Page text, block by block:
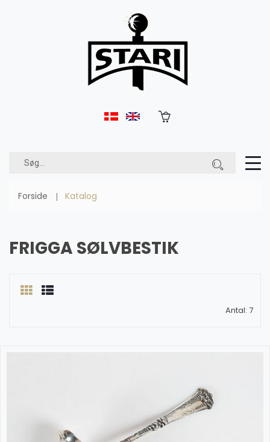
Forside Katalog
FRIGGA SØLVBESTIK
Antal: 7